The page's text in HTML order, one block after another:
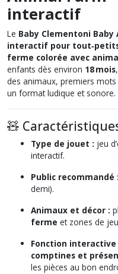
interactif
Le Baby Clementoni Baby
interactif pour
ferme colorée avec
enfants dès environ 18 mois
des animaux, premiers
un format ludique et sonore.
🧸
Type de jouet : jeu
interactif.
Public recommandé :
demi).
Animaux et décor :
ferme et zones de
Fonction interactive
comptines et
les pièces au bon